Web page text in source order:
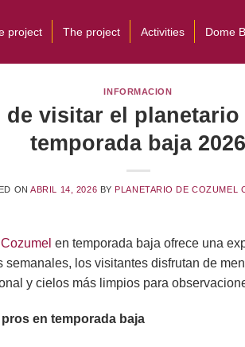
project The project Activities Dome
INFORMACION
visitar el planetario
temporada baja 2026
ONABRIL 14, 2026 BY PLANETARIO DE COZUMEL
en temporada baja ofrece una
semanales, los visitantes disfrutan de
y cielos más limpios para
en temporada baja